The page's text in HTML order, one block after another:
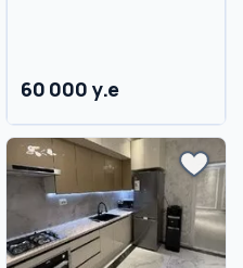
60 000 y.e